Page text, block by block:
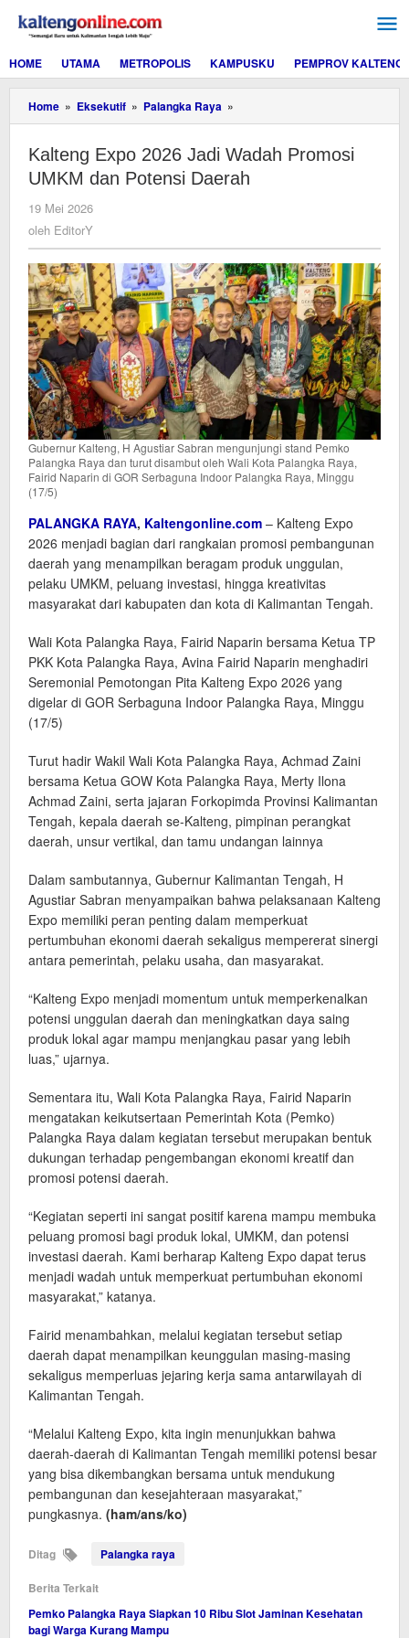
konten
HOME
UTAMA METROPOLIS KAMPUSKU PEMPROV KALTENG
Home » Eksekutif » Palangka Raya »
Expo
Jadi
Wadah
Promosi
Daerah
Kalteng Expo 2026 Jadi Wadah Promosi
UMKM dan Potensi Daerah
19 Mei 2026
oleh EditorY
Gubernur Kalteng, H Agustiar Sabran mengunjungi stand Pemko
Palangka Raya dan turut disambut oleh Wali Kota Palangka Raya,
Fairid Naparin di GOR Serbaguna Indoor Palangka Raya, Minggu
(17/5)
PALANGKA RAYA, Kaltengonline.com – Kalteng Expo
2026 menjadi bagian dari rangkaian promosi pembangunan
daerah yang menampilkan beragam produk unggulan,
pelaku UMKM, peluang investasi, hingga kreativitas
masyarakat dari kabupaten dan kota di Kalimantan Tengah.
Wali Kota Palangka Raya, Fairid Naparin bersama Ketua TP
PKK Kota Palangka Raya, Avina Fairid Naparin menghadiri
Seremonial Pemotongan Pita Kalteng Expo 2026 yang
digelar di GOR Serbaguna Indoor Palangka Raya, Minggu
(17/5)
Turut hadir Wakil Wali Kota Palangka Raya, Achmad Zaini
bersama Ketua GOW Kota Palangka Raya, Merty Ilona
Achmad Zaini, serta jajaran Forkopimda Provinsi Kalimantan
Tengah, kepala daerah se-Kalteng, pimpinan perangkat
daerah, unsur vertikal, dan tamu undangan lainnya
Dalam sambutannya, Gubernur Kalimantan Tengah, H
Agustiar Sabran menyampaikan bahwa pelaksanaan Kalteng
Expo memiliki peran penting dalam memperkuat
pertumbuhan ekonomi daerah sekaligus mempererat sinergi
antara pemerintah, pelaku usaha, dan masyarakat.
“Kalteng Expo menjadi momentum untuk memperkenalkan
potensi unggulan daerah dan meningkatkan daya saing
produk lokal agar mampu menjangkau pasar yang lebih
luas,” ujarnya.
Sementara itu, Wali Kota Palangka Raya, Fairid Naparin
mengatakan keikutsertaan Pemerintah Kota (Pemko)
Palangka Raya dalam kegiatan tersebut merupakan bentuk
dukungan terhadap pengembangan ekonomi kreatif dan
promosi potensi daerah.
“Kegiatan seperti ini sangat positif karena mampu membuka
peluang promosi bagi produk lokal, UMKM, dan potensi
investasi daerah. Kami berharap Kalteng Expo dapat terus
menjadi wadah untuk memperkuat pertumbuhan ekonomi
masyarakat,” katanya.
Fairid menambahkan, melalui kegiatan tersebut setiap
daerah dapat menampilkan keunggulan masing-masing
sekaligus memperluas jejaring kerja sama antarwilayah di
Kalimantan Tengah.
“Melalui Kalteng Expo, kita ingin menunjukkan bahwa
daerah-daerah di Kalimantan Tengah memiliki potensi besar
yang bisa dikembangkan bersama untuk mendukung
pembangunan dan kesejahteraan masyarakat,”
pungkasnya. (ham/ans/ko)
Ditag Palangka raya
Berita Terkait
Pemko Palangka Raya Siapkan 10 Ribu Slot Jaminan Kesehatan
bagi Warga Kurang Mampu